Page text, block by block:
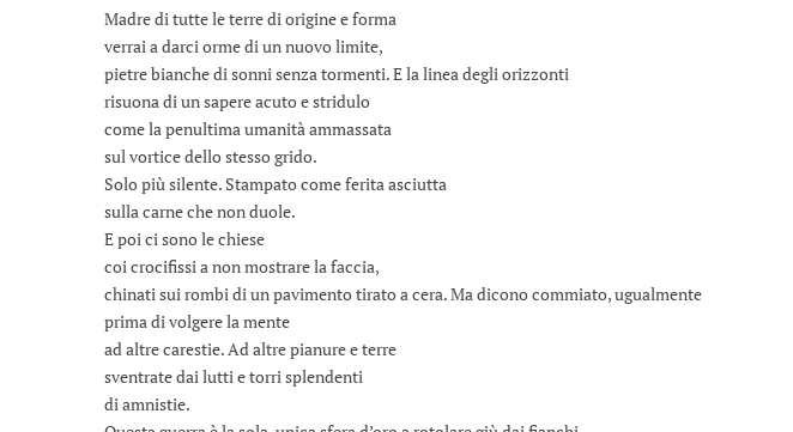
Madre di tutte le terre di origine e forma
verrai a darci orme di un nuovo limite,
pietre bianche di sonni senza tormenti. E la linea degli orizzonti
risuona di un sapere acuto e stridulo
come la penultima umanità ammassata
sul vortice dello stesso grido.
Solo più silente. Stampato come ferita asciutta
sulla carne che non duole.
E poi ci sono le chiese
coi crocifissi a non mostrare la faccia,
chinati sui rombi di un pavimento tirato a cera. Ma dicono commiato, ugualmente
prima di volgere la mente
ad altre carestie. Ad altre pianure e terre
sventrate dai lutti e torri splendenti
di amnistie.